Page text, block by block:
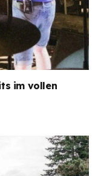
im vollen